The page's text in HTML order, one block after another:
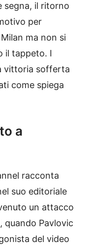
segna, il ritorno
per
ma non si
il tappeto. I
vittoria sofferta
come spiega
a
racconta
suo editoriale
un attacco
quando Pavlovic
del video